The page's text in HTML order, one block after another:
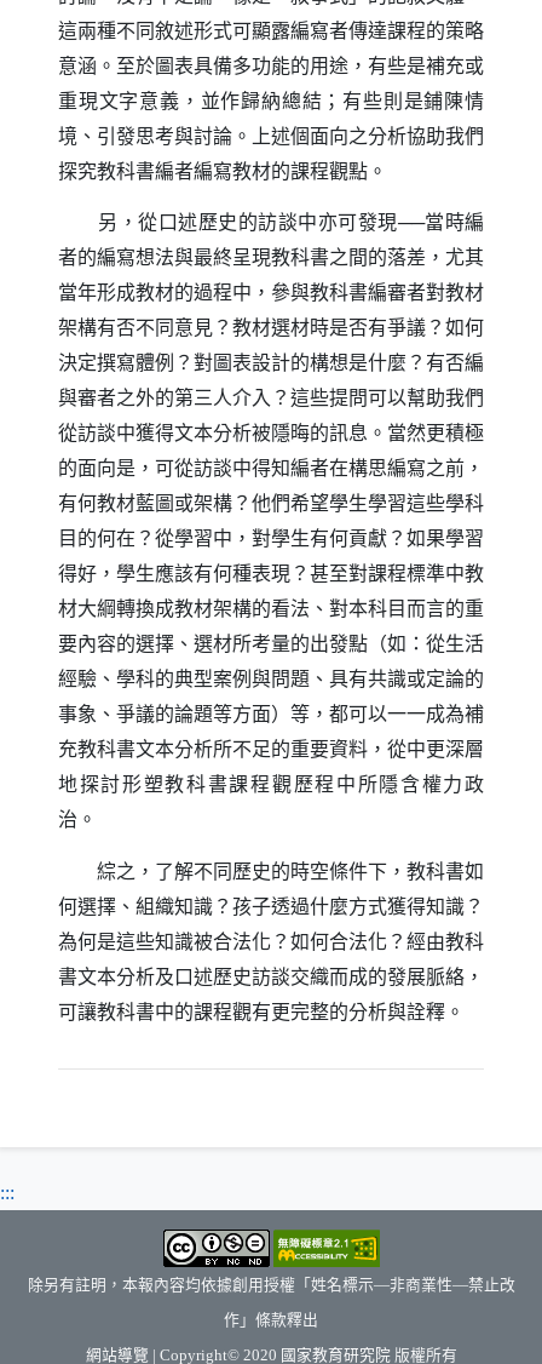
這兩種不同敘述形式可顯露編寫者傳達課程的策略
意涵。至於圖表具備多功能的用途，有些是補充或
重現文字意義，並作歸納總結；有些則是鋪陳情
境、引發思考與討論。上述個面向之分析協助我們
探究教科書編者編寫教材的課程觀點。
另，從口述歷史的訪談中亦可發現──當時編
者的編寫想法與最終呈現教科書之間的落差，尤其
當年形成教材的過程中，參與教科書編審者對教材
架構有否不同意見？教材選材時是否有爭議？如何
決定撰寫體例？對圖表設計的構想是什麼？有否編
與審者之外的第三人介入？這些提問可以幫助我們
從訪談中獲得文本分析被隱晦的訊息。當然更積極
的面向是，可從訪談中得知編者在構思編寫之前，
有何教材藍圖或架構？他們希望學生學習這些學科
目的何在？從學習中，對學生有何貢獻？如果學習
得好，學生應該有何種表現？甚至對課程標準中教
材大綱轉換成教材架構的看法、對本科目而言的重
要內容的選擇、選材所考量的出發點（如：從生活
經驗、學科的典型案例與問題、具有共識或定論的
事象、爭議的論題等方面）等，都可以一一成為補
充教科書文本分析所不足的重要資料，從中更深層
地探討形塑教科書課程觀歷程中所隱含權力政
治。
綜之，了解不同歷史的時空條件下，教科書如
何選擇、組織知識？孩子透過什麼方式獲得知識？
為何是這些知識被合法化？如何合法化？經由教科
書文本分析及口述歷史訪談交織而成的發展脈絡，
可讓教科書中的課程觀有更完整的分析與詮釋。
:::
除另有註明，本報內容均依據創用授權「姓名標示—非商業性—禁止改
作」條款釋出
網站導覽 | Copyright© 2020 國家教育研究院（另開新視窗）
版權所有